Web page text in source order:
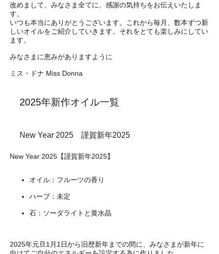
改めまして、みなさま全てに、感謝の気持ちをお伝えいたしま
す。
いつも本当にありがとうございます。これから毎月、数本ずつ新
しいオイルをご紹介していきます。それをとても楽しみにしてい
ます。
みなさまに恵みがありますように
ミス・ドナ Miss Donna
2025年新作オイル一覧
New Year 2025 謹賀新年2025
New Year 2025【謹賀新年2025】
オイル：フルーツの香り
ハーブ：未定
石：ソーダライトと黄水晶
2025年元旦1月1日から旧歴新年までの間に、みなさまが新年に